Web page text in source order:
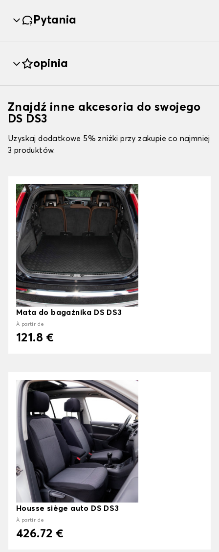
Pytania
opinia
Znajdź inne akcesoria do swojego
DS DS3
Uzyskaj dodatkowe 5% zniżki przy zakupie co najmniej
3 produktów.
Mata do bagażnika DS DS3
À partir de
121.8 €
Housse siège auto DS DS3
À partir de
426.72 €